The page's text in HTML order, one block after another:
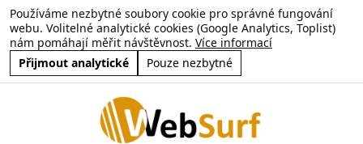
Používáme nezbytné soubory cookie pro správné fungování
webu. Volitelné analytické cookies (Google Analytics, Toplist)
nám pomáhají měřit návštěvnost. Více informací
Přijmout analytické
Pouze nezbytné